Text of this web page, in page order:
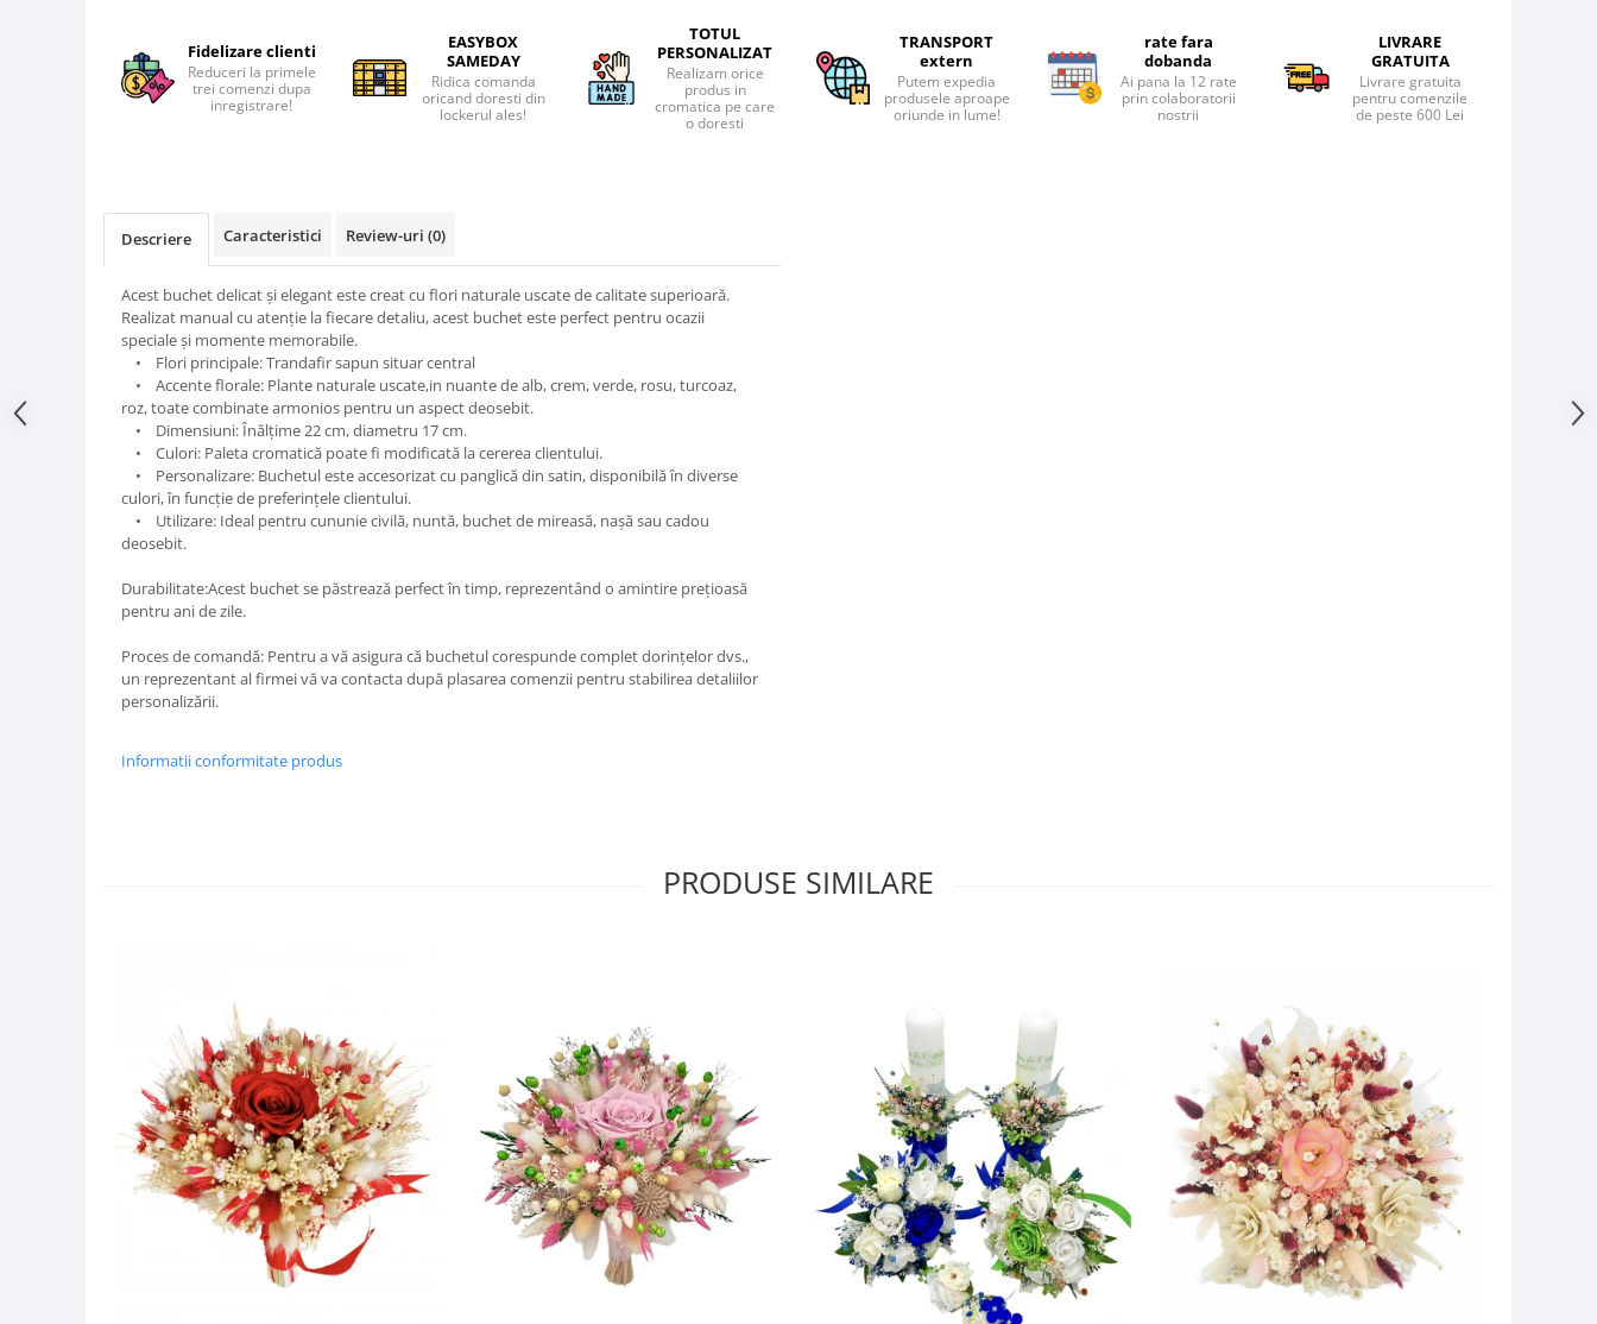
Fidelizare clienti
Reduceri la primele
trei comenzi dupa
inregistrare!
EASYBOX
SAMEDAY
Ridica comanda
oricand doresti din
lockerul ales!
TOTUL
PERSONALIZAT
Realizam orice
produs in
cromatica pe care
o doresti
TRANSPORT
extern
Putem expedia
produsele aproape
oriunde in lume!
rate fara
dobanda
Ai pana la 12 rate
prin colaboratorii
nostrii
LIVRARE
GRATUITA
Livrare gratuita
pentru comenzile
de peste 600 Lei
Descriere Caracteristici Review-uri (0)
Acest buchet delicat și elegant este creat cu flori naturale uscate de calitate superioară.
Realizat manual cu atenție la fiecare detaliu, acest buchet este perfect pentru ocazii
speciale și momente memorabile.
• Flori principale: Trandafir sapun situar central
• Accente florale: Plante naturale uscate,in nuante de alb, crem, verde, rosu, turcoaz,
roz, toate combinate armonios pentru un aspect deosebit.
• Dimensiuni: Înălțime 22 cm, diametru 17 cm.
• Culori: Paleta cromatică poate fi modificată la cererea clientului.
• Personalizare: Buchetul este accesorizat cu panglică din satin, disponibilă în diverse
culori, în funcție de preferințele clientului.
• Utilizare: Ideal pentru cununie civilă, nuntă, buchet de mireasă, nașă sau cadou
deosebit.
Durabilitate:Acest buchet se păstrează perfect în timp, reprezentând o amintire prețioasă
pentru ani de zile.
Proces de comandă: Pentru a vă asigura că buchetul corespunde complet dorințelor dvs.,
un reprezentant al firmei vă va contacta după plasarea comenzii pentru stabilirea detaliilor
personalizării.
Informatii conformitate produs
PRODUSE SIMILARE